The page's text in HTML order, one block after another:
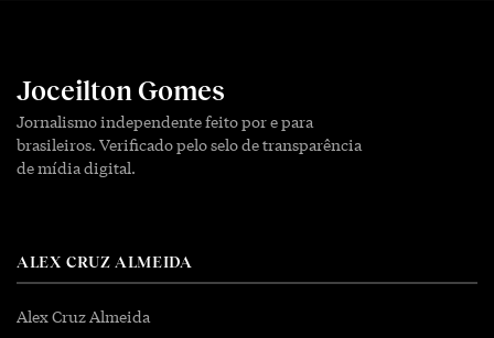
Joceilton Gomes
Jornalismo independente feito por e para
brasileiros. Verificado pelo selo de transparência
de mídia digital.
ALEX CRUZ ALMEIDA
Alex Cruz Almeida